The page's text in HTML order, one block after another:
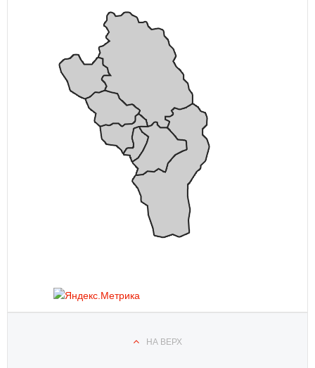
НА ВЕРХ